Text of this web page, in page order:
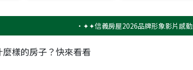
✦✦信義房屋2026品牌形象影片感動上映✦✦
樣的房子？快來看看